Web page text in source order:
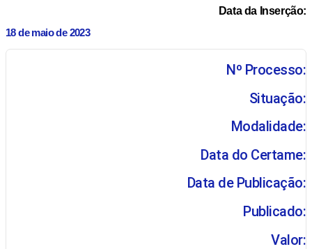
Data da Inserção:
18 de maio de 2023
Nº Processo:
Situação:
Modalidade:
Data do Certame:
Data de Publicação:
Publicado:
Valor: